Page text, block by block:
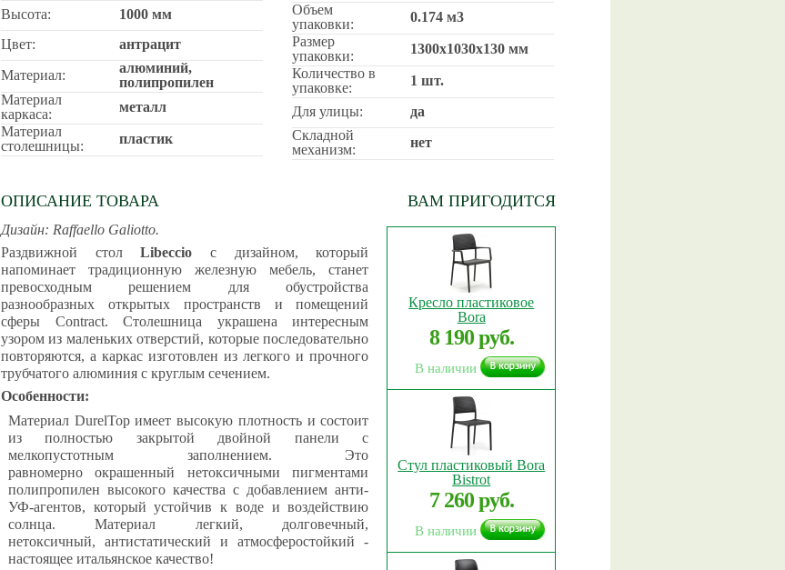
Высота:
1000 мм
Цвет:
антрацит
Материал:
алюминий,
полипропилен
Материал
каркаса:
металл
Материал
столешницы:
пластик
Объем
упаковки:
0.174 м3
Размер
упаковки:
1300х1030х130 мм
Количество в
упаковке:
1 шт.
Для улицы:
да
Складной
механизм:
нет
ВАМ ПРИГОДИТСЯ
Кресло пластиковое
Bora
8 190 руб.
В наличии
Стул пластиковый Bora
Bistrot
7 260 руб.
В наличии
ОПИСАНИЕ ТОВАРА
Дизайн: Raffaello Galiotto.
Раздвижной столLibeccio с дизайном, который
напоминает традиционную железную мебель, станет
превосходным решением для обустройства
разнообразных открытых пространств и помещений
сферы Contract. Столешница украшена интересным
узором из маленьких отверстий, которые последовательно
повторяются, а каркас изготовлен из легкого и прочного
трубчатого алюминия с круглым сечением.
Особенности:
Материал DurelTop имеет высокую плотность и состоит
из полностью закрытой двойной панели с
мелкопустотным заполнением. Это
равномерно окрашенный нетоксичными пигментами
полипропилен высокого качества с добавлением анти-
УФ-агентов, который устойчив к воде и воздействию
солнца. Материал легкий, долговечный,
нетоксичный, антистатический и атмосферостойкий -
настоящее итальянское качество!